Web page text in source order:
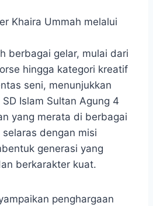
Khaira Ummah melalui
berbagai gelar, mulai dari
hingga kategori kreatif
seni, menunjukkan
Islam Sultan Agung 4
yang merata di berbagai
dengan misi
generasi yang
berkarakter kuat.
penghargaan